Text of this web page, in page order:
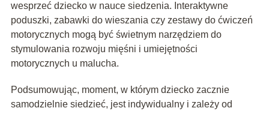
wesprzeć dziecko w nauce siedzenia. Interaktywne
poduszki, zabawki do wieszania czy zestawy do ćwiczeń
motorycznych mogą być świetnym narzędziem do
stymulowania rozwoju mięśni i umiejętności
motorycznych u malucha.
Podsumowując, moment, w którym dziecko zacznie
samodzielnie siedzieć, jest indywidualny i zależy od